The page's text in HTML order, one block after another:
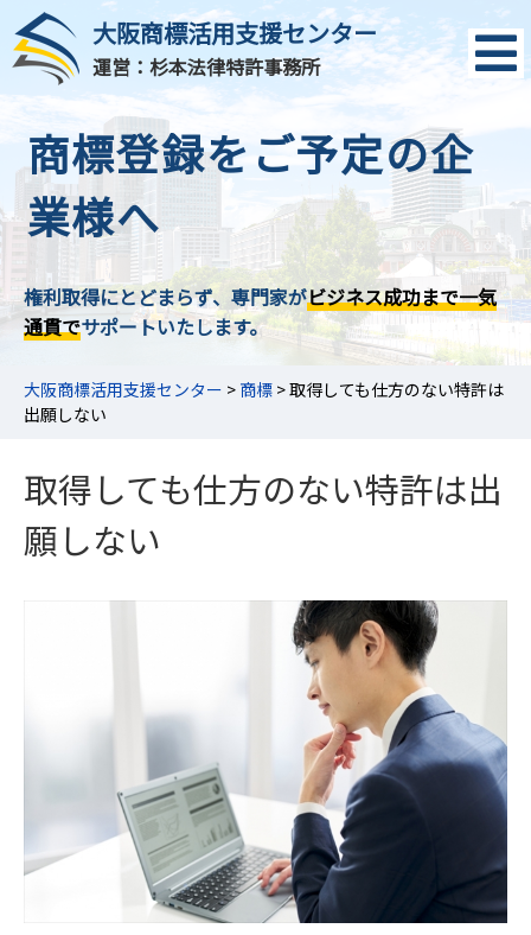
大阪商標活用支援センター
運営：杉本法律特許事務所
商標登録をご予定の企
業様へ
権利取得にとどまらず、専門家がビジネス成功まで一気
通貫でサポートいたします。
大阪商標活用支援センター > 商標 >取得しても仕方のない特許は
出願しない
取得しても仕方のない特許は出
願しない